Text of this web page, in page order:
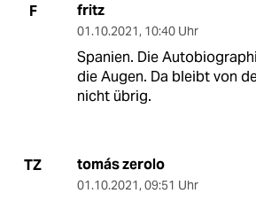
F fritz
01.10.2021, 10:40 Uhr
Spanien. Die
die Augen. Da bleibt von
nicht übrig.
TZ tomás zerolo
01.10.2021, 09:51 Uhr